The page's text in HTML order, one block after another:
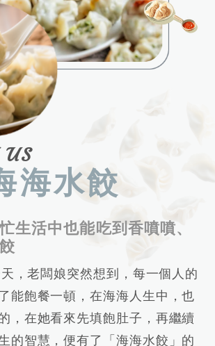
海水餃
生活中也能吃到香噴噴、
，老闆娘突然想到，每一個人的
能飽餐一頓，在海海人生中，也
，在她看來先填飽肚子，再繼續
的智慧，便有了「海海水餃」的